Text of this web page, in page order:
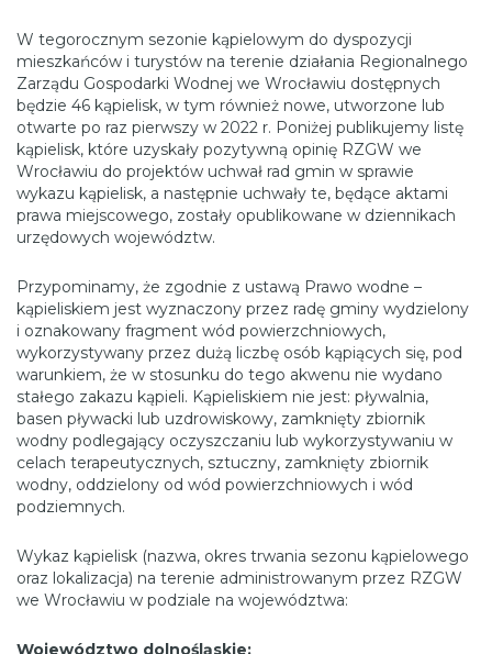
W tegorocznym sezonie kąpielowym do dyspozycji
mieszkańców i turystów na terenie działania Regionalnego
Zarządu Gospodarki Wodnej we Wrocławiu dostępnych
będzie 46 kąpielisk, w tym również nowe, utworzone lub
otwarte po raz pierwszy w 2022 r. Poniżej publikujemy listę
kąpielisk, które uzyskały pozytywną opinię RZGW we
Wrocławiu do projektów uchwał rad gmin w sprawie
wykazu kąpielisk, a następnie uchwały te, będące aktami
prawa miejscowego, zostały opublikowane w dziennikach
urzędowych województw.
Przypominamy, że zgodnie z ustawą Prawo wodne –
kąpieliskiem jest wyznaczony przez radę gminy wydzielony
i oznakowany fragment wód powierzchniowych,
wykorzystywany przez dużą liczbę osób kąpiących się, pod
warunkiem, że w stosunku do tego akwenu nie wydano
stałego zakazu kąpieli. Kąpieliskiem nie jest: pływalnia,
basen pływacki lub uzdrowiskowy, zamknięty zbiornik
wodny podlegający oczyszczaniu lub wykorzystywaniu w
celach terapeutycznych, sztuczny, zamknięty zbiornik
wodny, oddzielony od wód powierzchniowych i wód
podziemnych.
Wykaz kąpielisk (nazwa, okres trwania sezonu kąpielowego
oraz lokalizacja) na terenie administrowanym przez RZGW
we Wrocławiu w podziale na województwa:
Województwo dolnośląskie: